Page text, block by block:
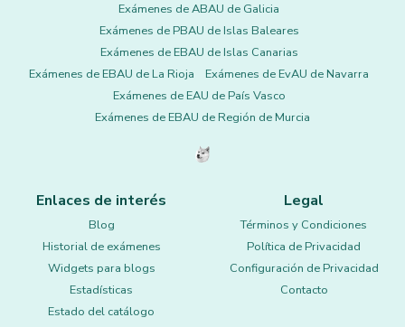
Exámenes de ABAU de Galicia
Exámenes de PBAU de Islas Baleares
Exámenes de EBAU de Islas Canarias
Exámenes de EBAU de La Rioja
Exámenes de EvAU de Navarra
Exámenes de EAU de País Vasco
Exámenes de EBAU de Región de Murcia
Enlaces de interés
Blog
Historial de exámenes
Widgets para blogs
Estadísticas
Estado del catálogo
Legal
Términos y Condiciones
Política de Privacidad
Configuración de Privacidad
Contacto